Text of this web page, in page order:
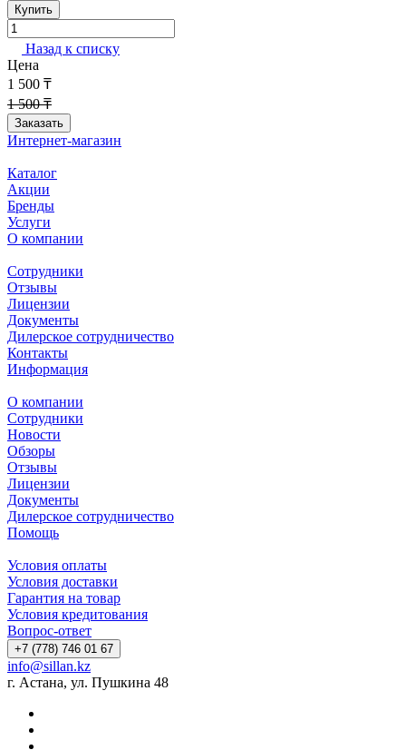
Купить
Назад к списку
Цена
1 500 ₸
1 500 ₸
Заказать
Интернет-магазин
Каталог
Акции
Бренды
Услуги
О компании
Сотрудники
Отзывы
Лицензии
Документы
Дилерское сотрудничество
Контакты
Информация
О компании
Сотрудники
Новости
Обзоры
Отзывы
Лицензии
Документы
Дилерское сотрудничество
Помощь
Условия оплаты
Условия доставки
Гарантия на товар
Условия кредитования
Вопрос-ответ
+7 (778) 746 01 67
info@sillan.kz
г. Астана, ул. Пушкина 48